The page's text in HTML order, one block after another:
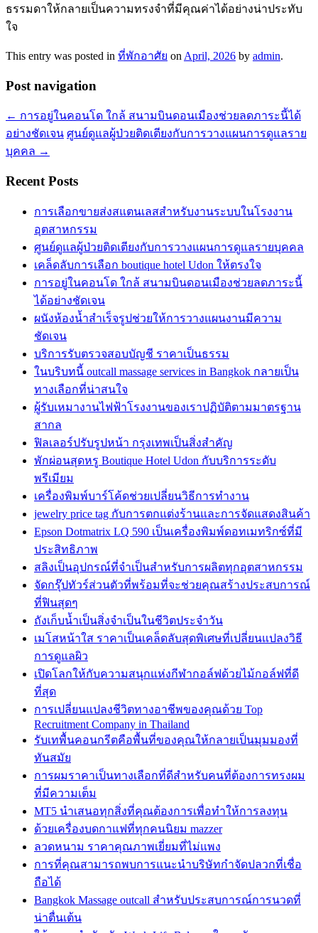
ธรรมดาให้กลายเป็นความทรงจำที่มีคุณค่าได้อย่างน่าประทับ
ใจ
This entry was posted in ที่พักอาศัย on April, 2026 by admin.
Post navigation
← การอยู่ในคอนโด ใกล้ สนามบินดอนเมืองช่วยลดภาระนี้ได้
อย่างชัดเจน ศูนย์ดูแลผู้ป่วยติดเตียงกับการวางแผนการดูแลราย
บุคคล →
Recent Posts
การเลือกขายส่งสแตนเลสสำหรับงานระบบในโรงงาน
อุตสาหกรรม
ศูนย์ดูแลผู้ป่วยติดเตียงกับการวางแผนการดูแลรายบุคคล
เคล็ดลับการเลือก boutique hotel Udon ให้ตรงใจ
การอยู่ในคอนโด ใกล้ สนามบินดอนเมืองช่วยลดภาระนี้
ได้อย่างชัดเจน
ผนังห้องน้ำสำเร็จรูปช่วยให้การวางแผนงานมีความ
ชัดเจน
บริการรับตรวจสอบบัญชี ราคาเป็นธรรม
ในบริบทนี้ outcall massage services in Bangkok กลายเป็น
ทางเลือกที่น่าสนใจ
ผู้รับเหมางานไฟฟ้าโรงงานของเราปฏิบัติตามมาตรฐาน
สากล
ฟิลเลอร์ปรับรูปหน้า กรุงเทพเป็นสิ่งสำคัญ
พักผ่อนสุดหรู Boutique Hotel Udon กับบริการระดับ
พรีเมียม
เครื่องพิมพ์บาร์โค้ดช่วยเปลี่ยนวิธีการทำงาน
jewelry price tag กับการตกแต่งร้านและการจัดแสดงสินค้า
Epson Dotmatrix LQ 590 เป็นเครื่องพิมพ์ดอทเมทริกซ์ที่มี
ประสิทธิภาพ
สลิงเป็นอุปกรณ์ที่จำเป็นสำหรับการผลิตทุกอุตสาหกรรม
จัดกรุ๊ปทัวร์ส่วนตัวที่พร้อมที่จะช่วยคุณสร้างประสบการณ์
ที่ฟินสุดๆ
ถังเก็บน้ำเป็นสิ่งจำเป็นในชีวิตประจำวัน
เมโสหน้าใส ราคาเป็นเคล็ดลับสุดพิเศษที่เปลี่ยนแปลงวิธี
การดูแลผิว
เปิดโลกให้กับความสนุกแห่งกีฬากอล์ฟด้วยไม้กอล์ฟที่ดี
ที่สุด
การเปลี่ยนแปลงชีวิตทางอาชีพของคุณด้วย Top
Recruitment Company in Thailand
รับเทพื้นคอนกรีตคือพื้นที่ของคุณให้กลายเป็นมุมมองที่
ทันสมัย
การผมราคาเป็นทางเลือกที่ดีสำหรับคนที่ต้องการทรงผม
ที่มีความเต็ม
MT5 นำเสนอทุกสิ่งที่คุณต้องการเพื่อทำให้การลงทุน
ด้วยเครื่องบดกาแฟที่ทุกคนนิยม mazzer
ลวดหนาม ราคาคุณภาพเยี่ยมที่ไม่แพง
การที่คุณสามารถพบการแนะนำบริษัทกำจัดปลวกที่เชื่อ
ถือได้
Bangkok Massage outcall สำหรับประสบการณ์การนวดที่
น่าตื่นเต้น